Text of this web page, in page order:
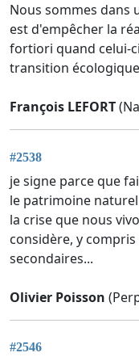
Nous sommes dans
est d'empêcher la
fortiori quand celui-
transition
François LEFORT
#2538
je signe parce que
le patrimoine
la crise que nous
considère, y
secondaires...
Olivier Poisson
#2546